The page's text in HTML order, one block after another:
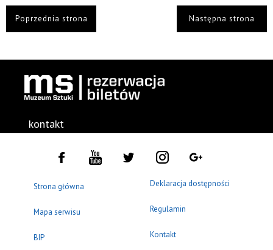
Poprzednia strona Następna strona
kontakt
Strona główna
Mapa serwisu
BIP
Deklaracja dostępności
Regulamin
Kontakt